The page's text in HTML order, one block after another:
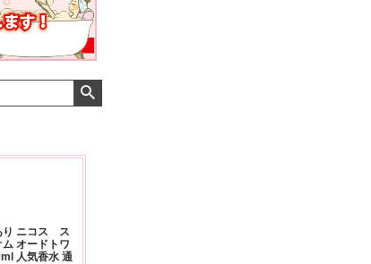
り ニコス ス
オードトワ
人気香水 通
メンズさん
おまけありがとうございま
した。早速レビューを書き